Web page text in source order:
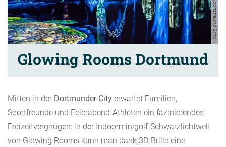
Sportzfreund GmbH
Glowing Rooms Dortmund
Mitten in der Dortmunder-City erwartet Familien,
Sportfreunde und Feierabend-Athleten ein fazinierendes
Freizeitvergnügen: in der Indoorminigolf-Schwarzlichtwelt
von Glowing Rooms kann man dank 3D-Brille eine